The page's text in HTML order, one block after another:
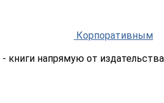
Корпоративным
- книги напрямую от издательства